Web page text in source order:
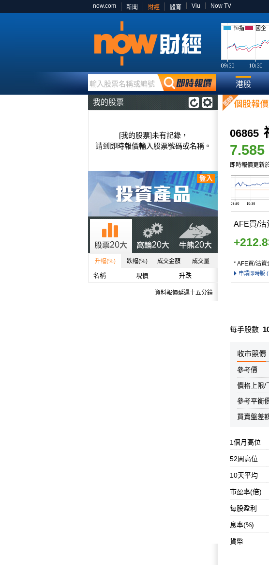
now.com 新聞 財經 體育 Viu Now TV
恒指 國企
輸入股票名稱或編號 港股
我的股票
[我的股票]未有記錄，
請到即時報價輸入股票號碼或名稱。
升幅(%) 跌幅(%) 成交金額 成交量
名稱 現價 升跌
資料報價延遲十五分鐘
06865
7.585
即時報價更新
AFE買/沽
* AFE買/沽
申請即時版
每手股數
收市競價
參考價
價格上限/
參考平衡
買賣盤差
1個月高位
52周高位
10天平均
市盈率(倍)
每股盈利
息率(%)
貨幣